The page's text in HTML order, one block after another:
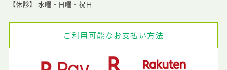
【休診】 水曜・日曜・祝日
ご利用可能なお支払い方法